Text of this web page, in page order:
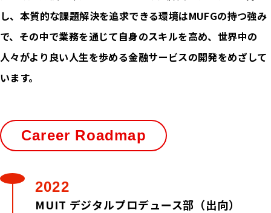
し、本質的な課題解決を追求できる環境はMUFGの持つ強み
で、その中で業務を通じて自身のスキルを高め、世界中の
人々がより良い人生を歩める金融サービスの開発をめざして
います。
Career Roadmap
2022
MUIT デジタルプロデュース部（出向）